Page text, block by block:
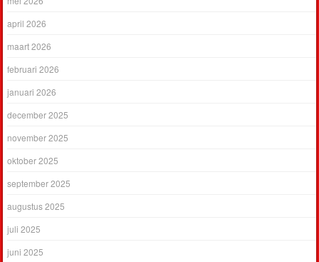
april 2026
maart 2026
februari 2026
januari 2026
december 2025
november 2025
oktober 2025
september 2025
augustus 2025
juli 2025
juni 2025